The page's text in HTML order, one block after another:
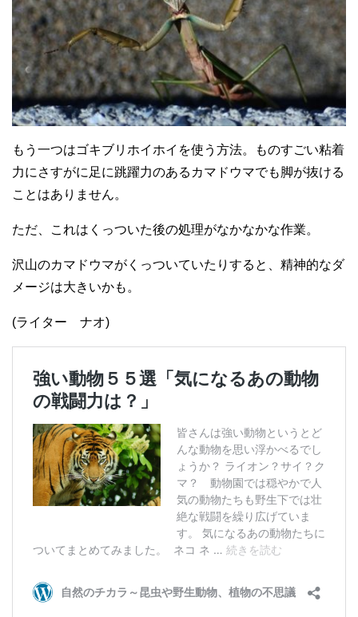
もう一つはゴキブリホイホイを使う方法。ものすごい粘着
力にさすがに足に跳躍力のあるカマドウマでも脚が抜ける
ことはありません。
ただ、これはくっついた後の処理がなかなかな作業。
沢山のカマドウマがくっついていたりすると、精神的なダ
メージは大きいかも。
(ライター ナオ)